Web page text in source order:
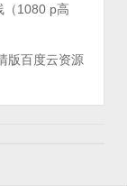
（1080 p高
版百度云资源